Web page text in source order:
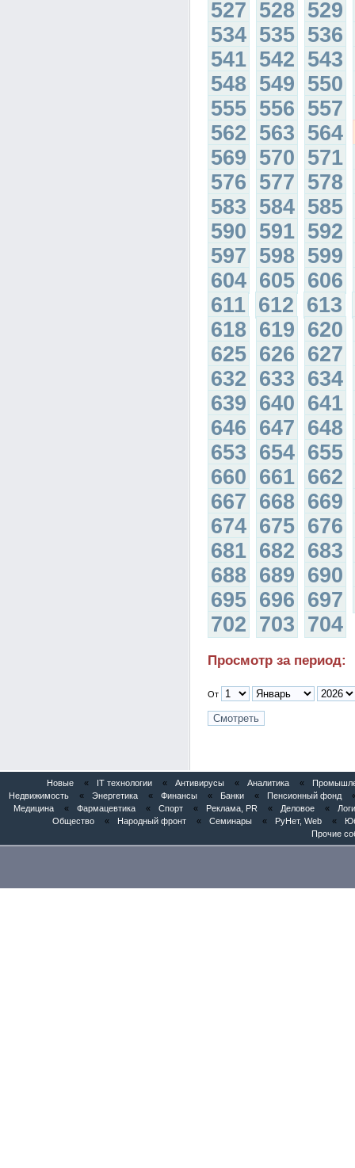
527 528 529
534 535 536
541 542 543
548 549 550
555 556 557
562 563 564
569 570 571
576 577 578
583 584 585
590 591 592
597 598 599
604 605 606
611 612 613
618 619 620
625 626 627
632 633 634
639 640 641
646 647 648
653 654 655
660 661 662
667 668 669
674 675 676
681 682 683
688 689 690
695 696 697
702 703 704
Просмотр за период:
От
Новые « IT технологии « Антивирусы « Аналитика «
Недвижимость
« Энергетика « Финансы « Банки « Пенсионный фонд
Медицина
« Фармацевтика « Спорт « Реклама, PR « Деловое «
Общество
« Народный фронт « Семинары « РуНет, Web «
Прочие